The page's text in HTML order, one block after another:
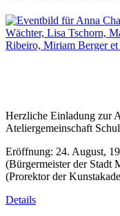
Herzliche Einladung zur
Ateliergemeinschaft
Eröffnung: 24. August,
(Bürgermeister der Stadt
(Prorektor der
Details